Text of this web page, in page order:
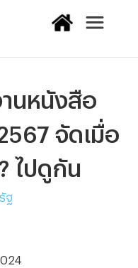
นหนังสือ
จัดเมื่อ
ไปดูกัน
ฐ